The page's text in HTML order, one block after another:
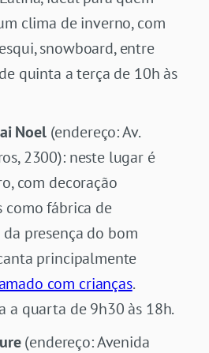
clima de inverno, com
snowboard, entre
quinta a terça de 10h às
Noel (endereço: Av.
2300): neste lugar é
com decoração
como fábrica de
presença do bom
principalmente
com crianças.
a quarta de 9h30 às 18h.
(endereço: Avenida